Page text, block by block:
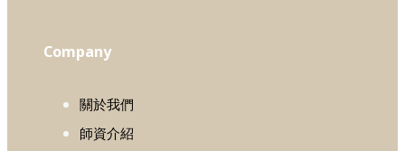
Company
關於我們
師資介紹